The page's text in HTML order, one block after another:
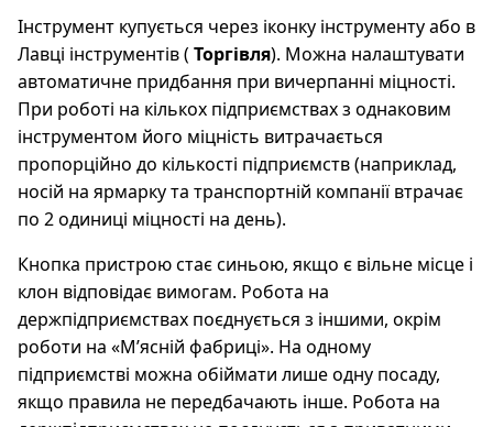
Інструмент купується через іконку інструменту або в
Лавці інструментів ( Торгівля). Можна налаштувати
автоматичне придбання при вичерпанні міцності.
При роботі на кількох підприємствах з однаковим
інструментом його міцність витрачається
пропорційно до кількості підприємств (наприклад,
носій на ярмарку та транспортній компанії втрачає
по 2 одиниці міцності на день).
Кнопка пристрою стає синьою, якщо є вільне місце і
клон відповідає вимогам. Робота на
держпідприємствах поєднується з іншими, окрім
роботи на «М’ясній фабриці». На одному
підприємстві можна обіймати лише одну посаду,
якщо правила не передбачають інше. Робота на